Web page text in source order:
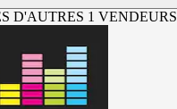
D'AUTRES 1 VENDEURS